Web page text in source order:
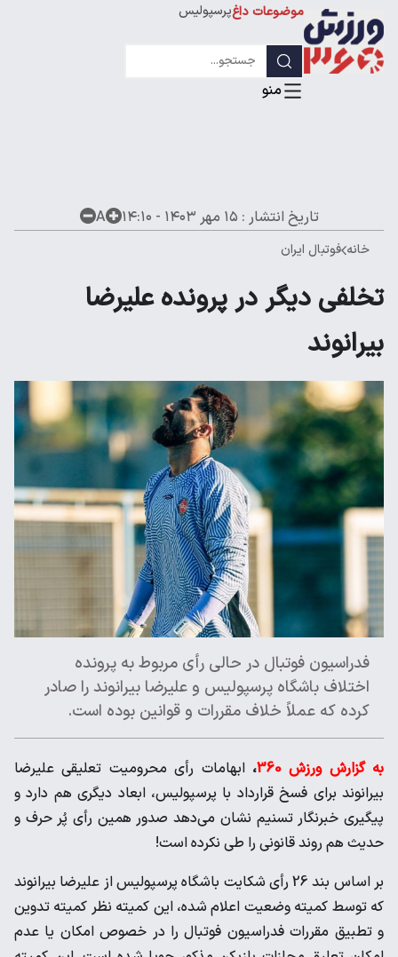
موضوعات داغپرسپولیس
لیگ قهرمانان
تاریخ انتشار : ۱۵ مهر ۱۴۰۳ - ۱۴:۱۰ A
خانه فوتبال ایران
تخلفی دیگر در پرونده علیرضا
بیرانوند
فدراسیون فوتبال در حالی رأی مربوط به پرونده
اختلاف باشگاه پرسپولیس و علیرضا بیرانوند را صادر
کرده که عملاً خلاف مقررات و قوانین بوده است.
به گزارش ورزش 360 ،ابهامات رأی محرومیت تعلیقی علیرضا
بیرانوند برای فسخ قرارداد با پرسپولیس، ابعاد دیگری هم دارد و
پیگیری خبرنگار تسنیم نشان می‌دهد صدور همین رأی پُر حرف و
حدیث هم روند قانونی را طی نکرده است!
بر اساس بند 26 رأی شکایت باشگاه پرسپولیس از علیرضا بیرانوند
که توسط کمیته وضعیت اعلام شده، این کمیته نظر کمیته تدوین
و تطبیق مقررات فدراسیون فوتبال را در خصوص امکان یا عدم